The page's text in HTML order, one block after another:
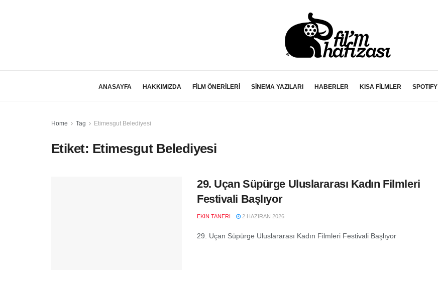
ANASAYFA HAKKIMIZDA FİLM ÖNERİLERİ SİNEMA YAZILARI HABERLER KISA FİLMLER SPOTIFY
Home Tag Etimesgut Belediyesi
Etiket: Etimesgut Belediyesi
29. Uçan Süpürge Uluslararası Kadın Filmleri
Festivali Başlıyor
EKIN TANERI 2 HAZIRAN 2026
29. Uçan Süpürge Uluslararası Kadın Filmleri Festivali Başlıyor